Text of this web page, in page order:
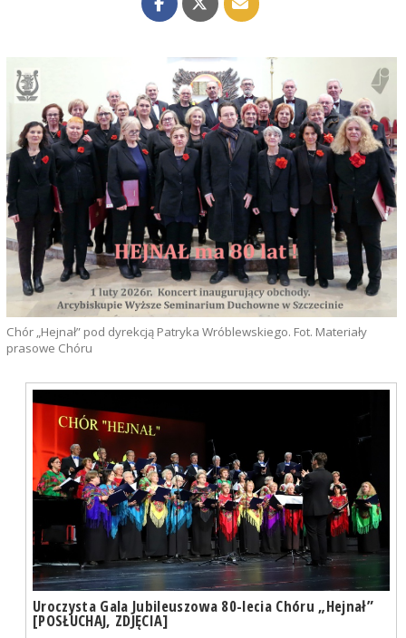
Chór „Hejnał” pod dyrekcją Patryka Wróblewskiego. Fot. Materiały
prasowe Chóru
Uroczysta Gala Jubileuszowa 80-lecia Chóru „Hejnał”
[POSŁUCHAJ, ZDJĘCIA]